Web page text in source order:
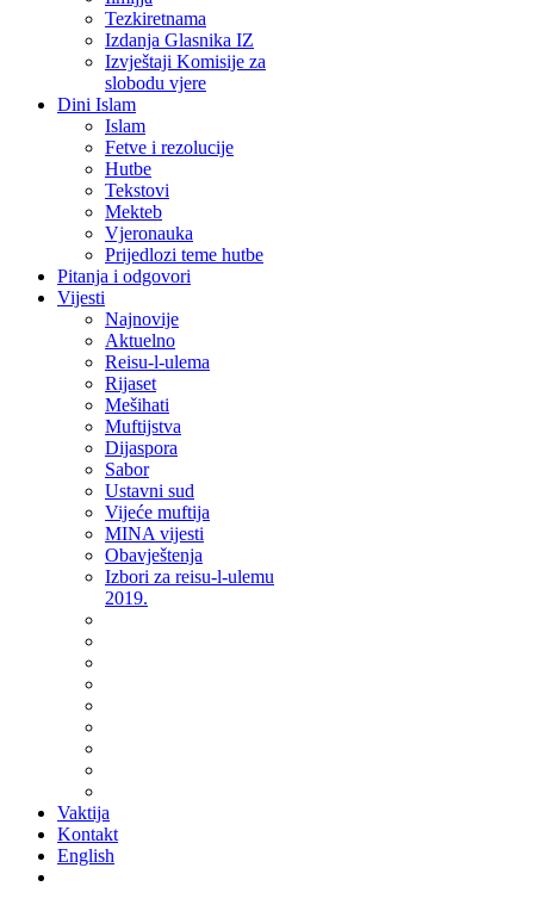
Tezkiretnama
Izdanja Glasnika IZ
Izvještaji Komisije za
slobodu vjere
Dini Islam
Islam
Fetve i rezolucije
Hutbe
Tekstovi
Mekteb
Vjeronauka
Prijedlozi teme hutbe
Pitanja i odgovori
Vijesti
Najnovije
Aktuelno
Reisu-l-ulema
Rijaset
Mešihati
Muftijstva
Dijaspora
Sabor
Ustavni sud
Vijeće muftija
MINA vijesti
Obavještenja
Izbori za reisu-l-ulemu
2019.
Vaktija
Kontakt
English